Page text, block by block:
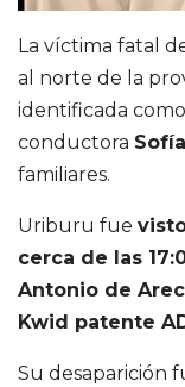
La víctima fatal
al norte de la
identificada como
conductora
familiares.
Uriburu fue
cerca de las
Antonio de
Kwid patente
Su desaparición